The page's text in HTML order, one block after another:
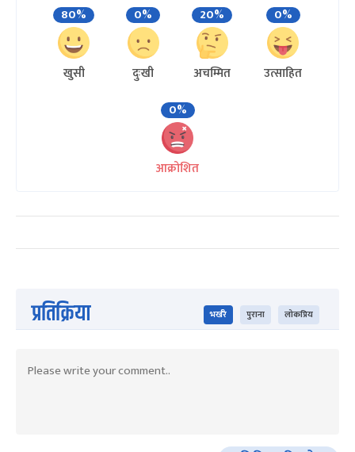
80%
खुसी
0%
दुःखी
20%
अचम्मित
0%
उत्साहित
0%
आक्रोशित
प्रतिक्रिया भर्खरै पुराना लोकप्रिय